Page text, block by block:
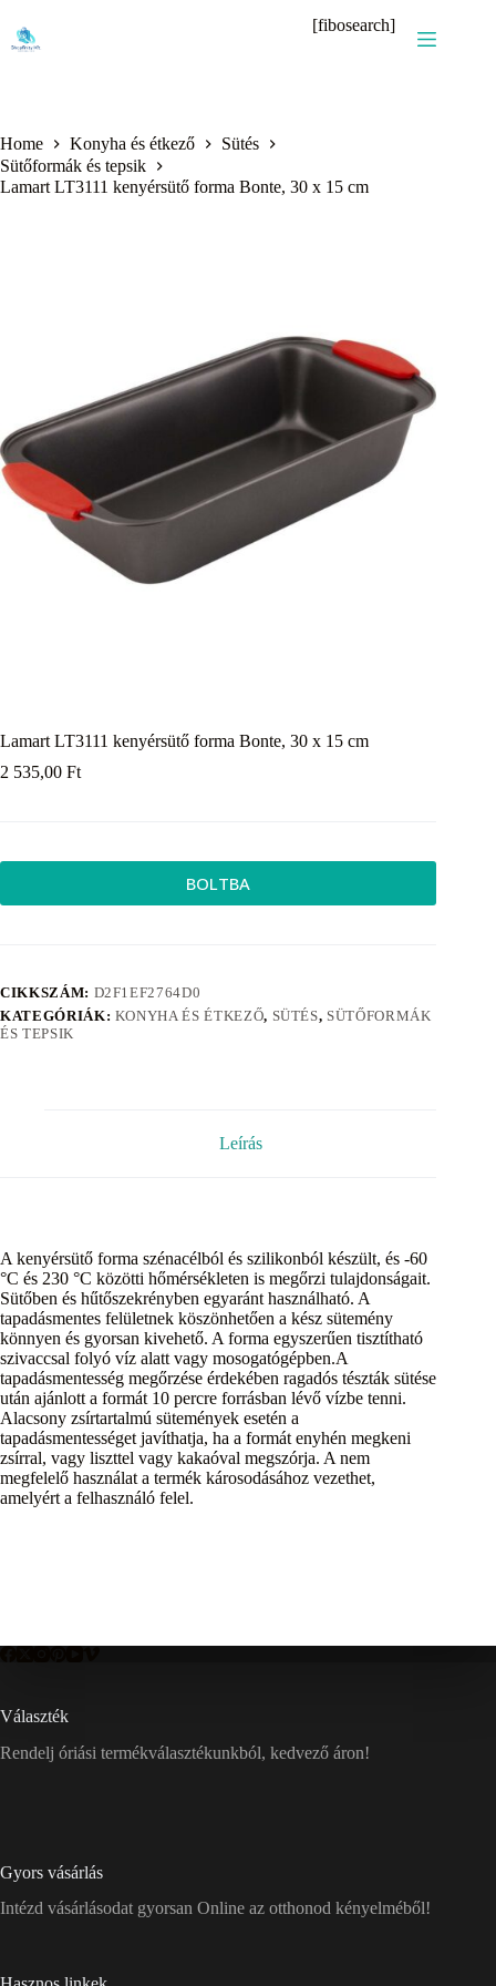
content
[fibosearch]
Home Konyha és étkező
Sütés
Sütőformák és tepsik
Lamart LT3111 kenyérsütő forma Bonte, 30 x 15 cm
Lamart LT3111 kenyérsütő forma Bonte, 30 x 15 cm
2 535,00 Ft
BOLTBA
CIKKSZÁM: D2F1EF2764D0
KATEGÓRIÁK: KONYHA ÉS ÉTKEZŐ, SÜTÉS, SÜTŐFORMÁK
ÉS TEPSIK
Leírás
A kenyérsütő forma szénacélból és szilikonból készült, és -60
°C és 230 °C közötti hőmérsékleten is megőrzi tulajdonságait.
Sütőben és hűtőszekrényben egyaránt használható. A
tapadásmentes felületnek köszönhetően a kész sütemény
könnyen és gyorsan kivehető. A forma egyszerűen tisztítható
szivaccsal folyó víz alatt vagy mosogatógépben.A
tapadásmentesség megőrzése érdekében ragadós tészták sütése
után ajánlott a formát 10 percre forrásban lévő vízbe tenni.
Alacsony zsírtartalmú sütemények esetén a
tapadásmentességet javíthatja, ha a formát enyhén megkeni
zsírral, vagy liszttel vagy kakaóval megszórja. A nem
megfelelő használat a termék károsodásához vezethet,
amelyért a felhasználó felel.
Választék
Rendelj óriási termékválasztékunkból, kedvező áron!
Gyors vásárlás
Intézd vásárlásodat gyorsan Online az otthonod kényelméből!